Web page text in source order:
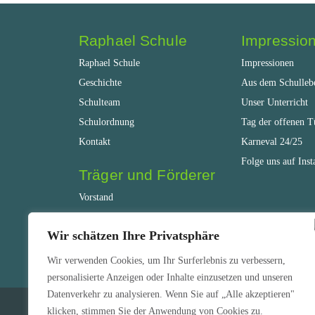
Wir schätzen Ihre Privatsphäre
Wir verwenden Cookies, um Ihr Surferlebnis zu verbessern,
personalisierte Anzeigen oder Inhalte einzusetzen und unseren
Datenverkehr zu analysieren. Wenn Sie auf „Alle akzeptieren"
klicken, stimmen Sie der Anwendung von Cookies zu.
Raphael Schule
Raphael Schule
Geschichte
Schulteam
Schulordnung
Kontakt
Träger und Förderer
Vorstand
Mitglied werden
Förderer
Impressionen
Aus dem
Unser Unterricht
Tag der offenen
Karneval 24/25
Folge uns auf